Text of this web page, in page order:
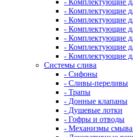
- Комплектующие
- Комплектующие
- Комплектующие
- Комплектующие
- Комплектующие
- Комплектующие
- Комплектующие
Системы слива
- Сифоны
- Сливы-переливы
- Трапы
- Донные клапаны
- Душевые лотки
- Гофры и отводы
- Механизмы смыва